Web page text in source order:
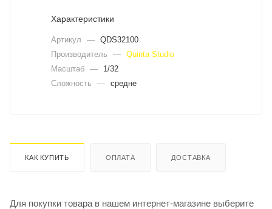
Характеристики
Артикул — QDS32100
Производитель
— Quinta Studio
Масштаб —
1/32
Сложность
— средне
КАК КУПИТЬ ОПЛАТА ДОСТАВКА
Для покупки товара в нашем интернет-магазине выберите